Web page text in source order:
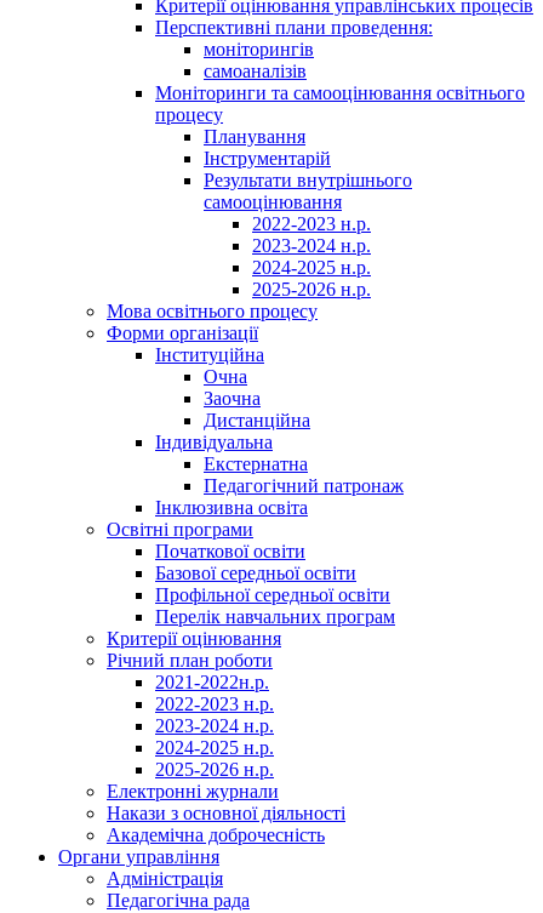
Критерії оцінювання управлінських процесів
Перспективні плани проведення:
моніторингів
самоаналізів
Моніторинги та самооцінювання освітнього
процесу
Планування
Інструментарій
Результати внутрішнього
самооцінювання
2022-2023 н.р.
2023-2024 н.р.
2024-2025 н.р.
2025-2026 н.р.
Мова освітнього процесу
Форми організації
Інституційна
Очна
Заочна
Дистанційна
Індивідуальна
Екстернатна
Педагогічний патронаж
Інклюзивна освіта
Освітні програми
Початкової освіти
Базової середньої освіти
Профільної середньої освіти
Перелік навчальних програм
Критерії оцінювання
Річний план роботи
2021-2022н.р.
2022-2023 н.р.
2023-2024 н.р.
2024-2025 н.р.
2025-2026 н.р.
Електронні журнали
Накази з основної діяльності
Академічна доброчесність
Органи управління
Адміністрація
Педагогічна рада